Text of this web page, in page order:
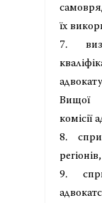
їх
7.
Вищої
комісії
8.
9.